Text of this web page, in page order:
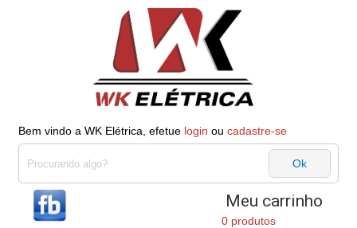
Bem vindo a WK Elétrica, efetue login ou cadastre-se
Meu carrinho
0 produtos